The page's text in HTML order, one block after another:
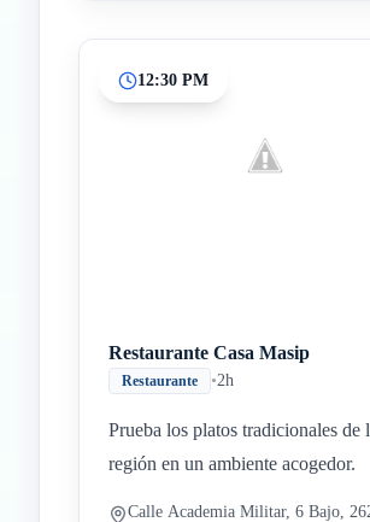
12:30 PM
Restaurante Casa Masip
Restaurante •2h
Prueba los platos tradicionales de
región en un ambiente acogedor.
Calle Academia Militar, 6 Bajo,